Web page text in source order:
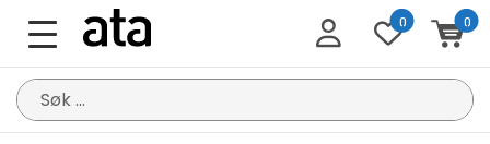
0 0
Søk
etter: